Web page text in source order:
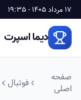
17 مرداد 1405 - 19:35
دیما اسپرت
صفحه
اصلی
فوتبال